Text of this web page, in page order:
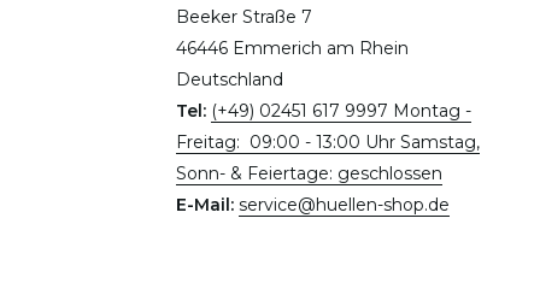
Beeker Straße 7
46446 Emmerich am Rhein
Deutschland
Tel: (+49) 02451 617 9997 Montag -
Freitag: 09:00 - 13:00 Uhr Samstag,
Sonn- & Feiertage: geschlossen
E-Mail: service@huellen-shop.de